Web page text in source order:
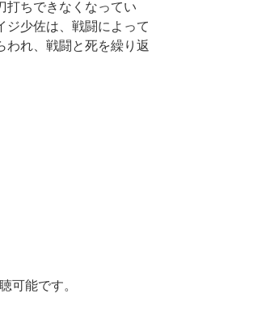
打ちできなくなってい
ジ少佐は、戦闘によって
われ、戦闘と死を繰り返
可能です。